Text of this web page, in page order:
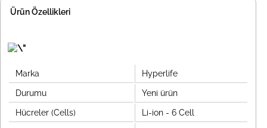
Ürün Özellikleri
Marka Hyperlife
Durumu Yeni ürün
Hücreler (Cells) Li-ion - 6 Cell